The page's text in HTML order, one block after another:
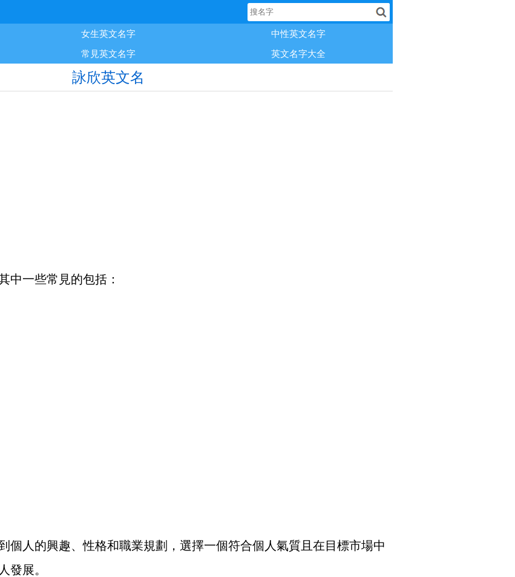
女生英文名字
中性英文名字
常見英文名字 英文名字大全
詠欣英文名
中一些常見的包括：
個人的興趣、性格和職業規劃，選擇一個符合個人氣質且在目標市場中
發展。